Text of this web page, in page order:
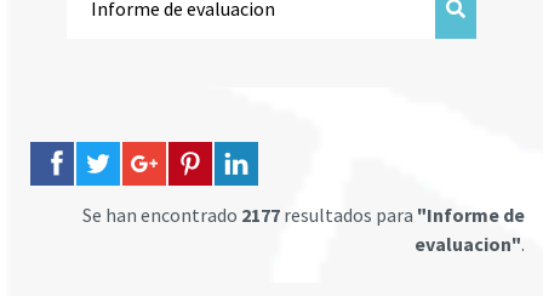
Se han encontrado 2177 resultados para "Informe de
evaluacion".